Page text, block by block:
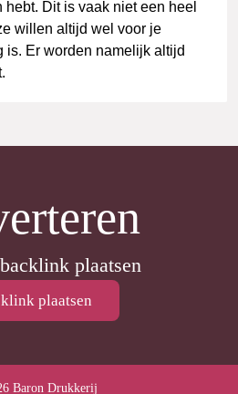
Dit is vaak niet een heel
willen altijd wel voor je
is. Er worden namelijk altijd
plaatsen
plaatsen
Baron Drukkerij